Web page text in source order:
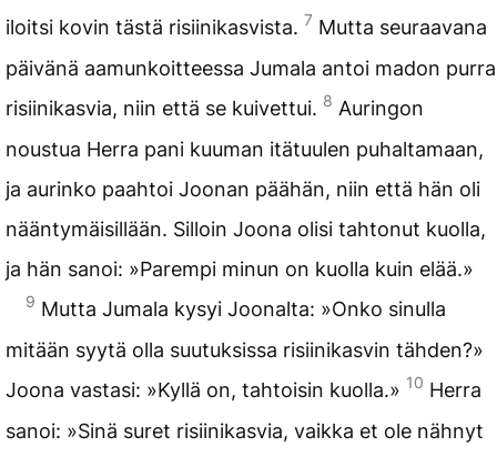
iloitsi kovin tästä risiinikasvista. 7 Mutta seuraavana
päivänä aamunkoitteessa Jumala antoi madon purra
risiinikasvia, niin että se kuivettui. 8 Auringon
noustua Herra pani kuuman itätuulen puhaltamaan,
ja aurinko paahtoi Joonan päähän, niin että hän oli
nääntymäisillään. Silloin Joona olisi tahtonut kuolla,
ja hän sanoi: »Parempi minun on kuolla kuin elää.»
9 Mutta Jumala kysyi Joonalta: »Onko sinulla
mitään syytä olla suutuksissa risiinikasvin tähden?»
Joona vastasi: »Kyllä on, tahtoisin kuolla.» 10 Herra
sanoi: »Sinä suret risiinikasvia, vaikka et ole nähnyt